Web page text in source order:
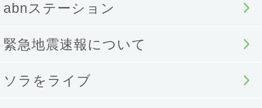
abnステーション
緊急地震速報について
ソラをライブ